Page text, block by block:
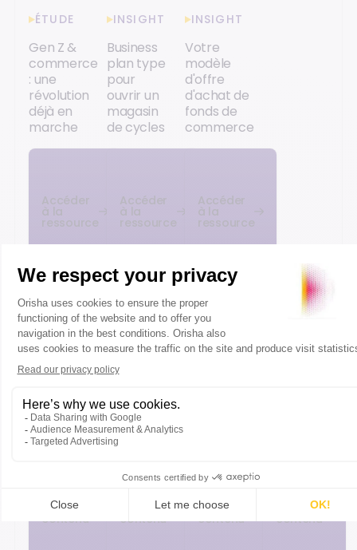
ÉTUDE
Gen Z &
commerce
: une
révolution
déjà en
marche
Accéder
à la
ressource
INSIGHT
Business
plan type
pour
ouvrir un
magasin
de cycles
Accéder
à la
ressource
INSIGHT
Votre
modèle
d'offre
d'achat de
fonds de
commerce
Accéder
à la
ressource
PODCAST
Technologies
et retail :
avec Jessica
Delpirou
Accéder
au
contenu
PODCAST
L'IA dans
les
la
silencieuse
Accéder
contenu
PODCAST
Encaissement
en magasin :
Accéder
au
contenu
PODCAST
va aller
Accéder
contenu